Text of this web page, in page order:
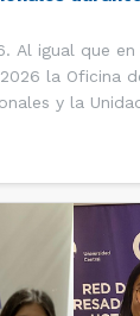
Al igual que
la Oficina
y la
(CCS) han